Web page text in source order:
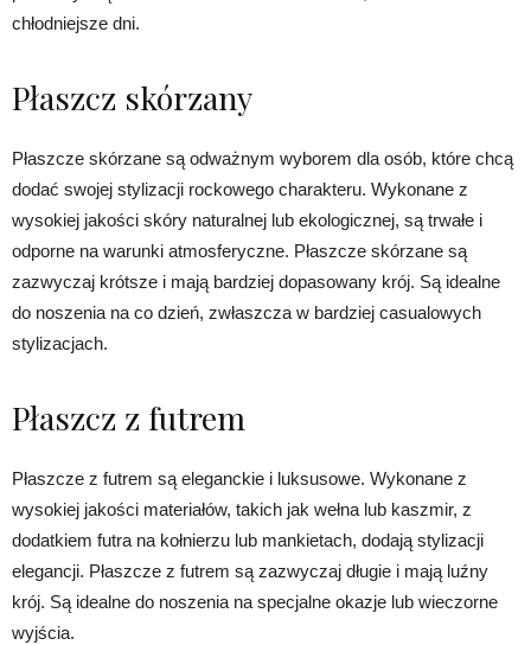
chłodniejsze dni.
Płaszcz skórzany
Płaszcze skórzane są odważnym wyborem dla osób, które chcą
dodać swojej stylizacji rockowego charakteru. Wykonane z
wysokiej jakości skóry naturalnej lub ekologicznej, są trwałe i
odporne na warunki atmosferyczne. Płaszcze skórzane są
zazwyczaj krótsze i mają bardziej dopasowany krój. Są idealne
do noszenia na co dzień, zwłaszcza w bardziej casualowych
stylizacjach.
Płaszcz z futrem
Płaszcze z futrem są eleganckie i luksusowe. Wykonane z
wysokiej jakości materiałów, takich jak wełna lub kaszmir, z
dodatkiem futra na kołnierzu lub mankietach, dodają stylizacji
elegancji. Płaszcze z futrem są zazwyczaj długie i mają luźny
krój. Są idealne do noszenia na specjalne okazje lub wieczorne
wyjścia.